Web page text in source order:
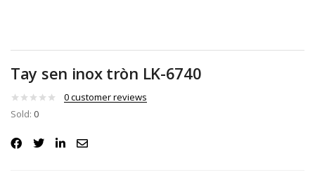
Tay sen inox tròn LK-6740
0customer reviews
Sold: 0